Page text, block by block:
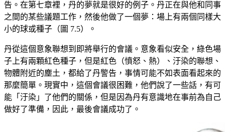
告。在第七章裡，丹的夢就是很好的例子。丹正在與他和同事
之間的某些議題工作，然後他做了一個夢：場上有兩個同樣大
小的球或種子（圖 7.5）。
丹從這個意象聯想到即將舉行的會議。意象看似安全，綠色場
子上有兩顆紅色種子，但是紅色（憤怒、熱）、汙染的聯想、
物體附近的塵土，都給了丹警告，事情可能不如表面看起來的
那麼簡單。現實中，這個會議很困難，他們說了一些話，有可
能「汙染」了他們的關係，但是因為丹有意識地在事前為自己
做好了準備，因此，最後會議成功了。